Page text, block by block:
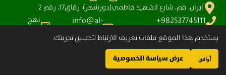
ايران، قم، شارع الشهيد فاطمي(دورشهر)، زقاق17، رقم 2
982537745111+
آیت الله سیستانی
info@al-
shia.org
نهج
2004
يستخدم هذا الموقع ملفات تعريف الارتباط لتحسين تجربتك.
أوافق عرض سياسة الخصوصية